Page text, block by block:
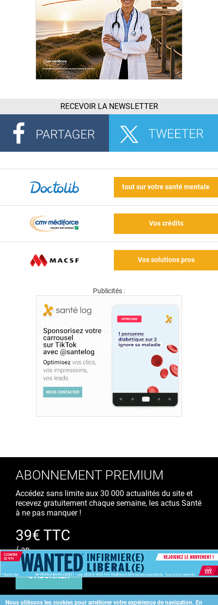
RECEVOIR LA NEWSLETTER
tout sur votre santé mentale
Vos crédits
Vos solutions pros
Publicités :
Nous utilisons les cookies pour améliorer votre expérience de navigation. En
ABONNEMENT PREMIUM
Accédez sans limite aux 30 000 actualités du site et
recevez gratuitement chaque semaine, les actus Santé
à ne pas manquer !
39€ TTC
/ an
S'ABONNER